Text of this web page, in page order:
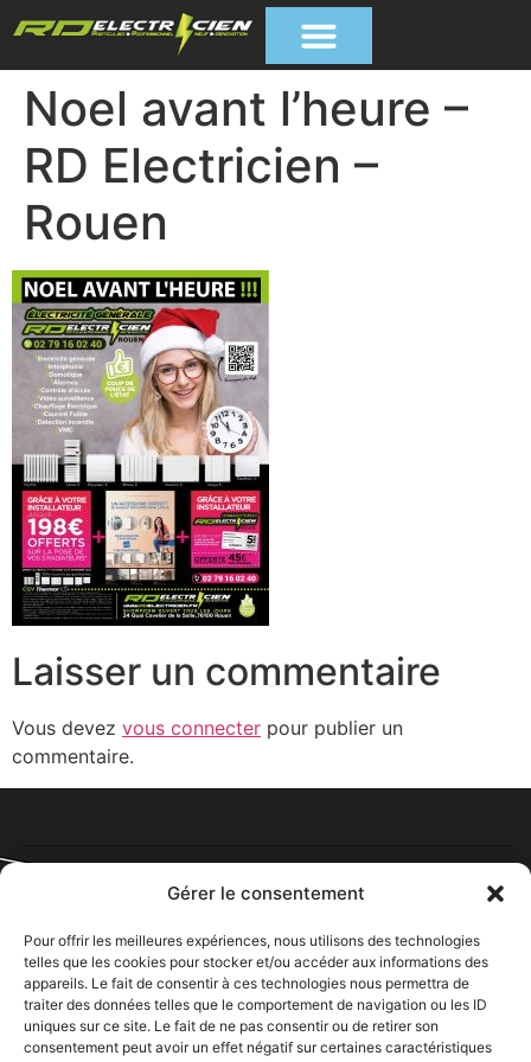
Gérer le consentement
Pour offrir les meilleures expériences, nous utilisons des technologies
telles que les cookies pour stocker et/ou accéder aux informations des
appareils. Le fait de consentir à ces technologies nous permettra de
traiter des données telles que le comportement de navigation ou les ID
uniques sur ce site. Le fait de ne pas consentir ou de retirer son
consentement peut avoir un effet négatif sur certaines caractéristiques
Noel avant l’heure –
RD Electricien –
Rouen
Laisser un commentaire
Vous devez vous connecter pour publier un
commentaire.
Tous droits réservé @rdelectricien.fr –Mentions légales–
Recrutement–
Siege social :82 rue Jeanne d’Arc – 76000 Rouen